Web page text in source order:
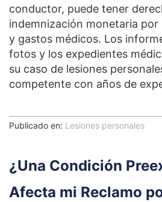
conductor, puede tener
indemnización monetaria por
y gastos médicos. Los
fotos y los expedientes
su caso de lesiones
competente con años de
Publicado en: Lesiones personales
¿Una Condición
Afecta mi Reclamo